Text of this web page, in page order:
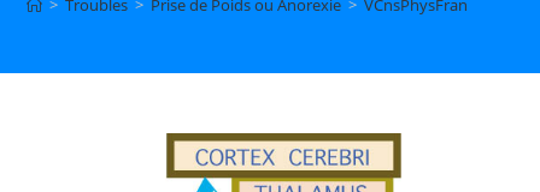
> Troubles > Prise de Poids ou Anorexie > VCnsPhysFran